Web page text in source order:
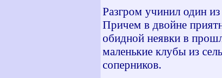
Разгром учинил один
Причем в двойне
обидной неявки в
маленькие клубы из
соперников.